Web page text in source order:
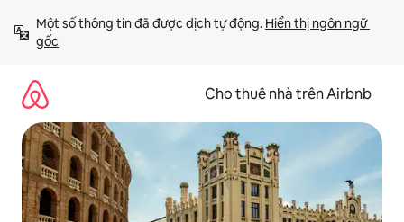
đến
Một số thông tin đã được dịch tự động. Hiển thị ngôn ngữ
gốc
Cho thuê nhà trên Airbnb